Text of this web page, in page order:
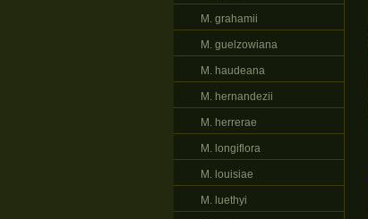
M. grahamii
M. guelzowiana
M. haudeana
M. hernandezii
M. herrerae
M. longiflora
M. louisiae
M. luethyi